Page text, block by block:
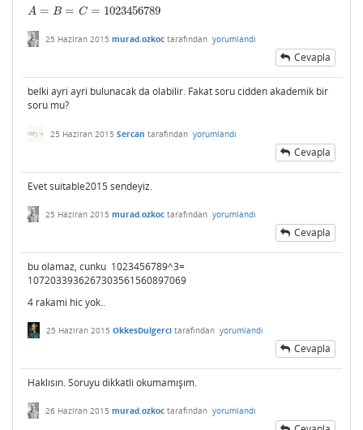
A = B = C = 1023456789
A=B=C =1023456789
25 Haziran 2015 murad.ozkoc tarafından yorumlandı
Cevapla
belki ayri ayri bulunacak da olabilir. Fakat soru cidden akademik bir
soru mu?
25 Haziran 2015 Sercan tarafından yorumlandı
Cevapla
Evet suitable2015 sendeyiz.
25 Haziran 2015 murad.ozkoc tarafından yorumlandı
Cevapla
bu olamaz, cunku 1023456789^3=
1072033936267303561560897069
4 rakami hic yok..
25 Haziran 2015 OkkesDulgerci tarafından yorumlandı
Cevapla
Haklısın. Soruyu dikkatli okumamışım.
26 Haziran 2015 murad.ozkoc tarafından yorumlandı